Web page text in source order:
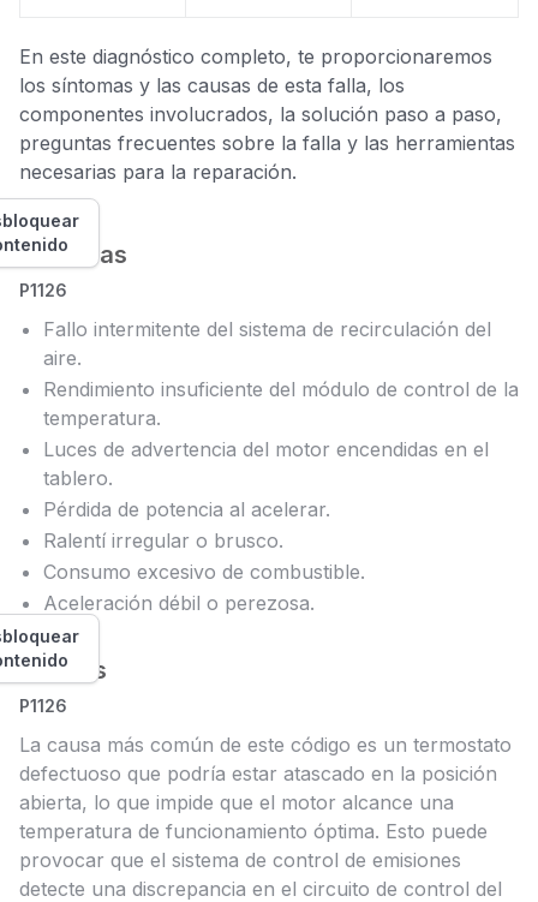
En este diagnóstico completo, te proporcionaremos
los síntomas y las causas de esta falla, los
componentes involucrados, la solución paso a paso,
preguntas frecuentes sobre la falla y las herramientas
necesarias para la reparación.
Síntomas
P1126
Fallo intermitente del sistema de recirculación del
aire.
Rendimiento insuficiente del módulo de control de la
temperatura.
Luces de advertencia del motor encendidas en el
tablero.
Pérdida de potencia al acelerar.
Ralentí irregular o brusco.
Consumo excesivo de combustible.
Aceleración débil o perezosa.
Causas
P1126
La causa más común de este código es un termostato
defectuoso que podría estar atascado en la posición
abierta, lo que impide que el motor alcance una
temperatura de funcionamiento óptima. Esto puede
provocar que el sistema de control de emisiones
detecte una discrepancia en el circuito de control del